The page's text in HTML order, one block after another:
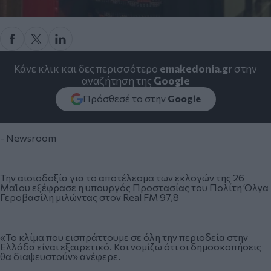
Κάνε κλικ και δες περισσότερο emakedonia.grστην
αναζήτηση της Google
Πρόσθεσέ το στην Google
- Newsroom
Την αισιοδοξία για το αποτέλεσμα των εκλογών της 26
Μαΐου εξέφρασε η υπουργός Προστασίας του Πολίτη Όλγα
Γερoβασίλη μιλώντας στον Real FM 97,8
«Το κλίμα που εισπράττουμε σε όλη την περιοδεία στην
Ελλάδα είναι εξαιρετικό. Και νομίζω ότι οι δημοσκοπήσεις
θα διαψευστούν» ανέφερε.